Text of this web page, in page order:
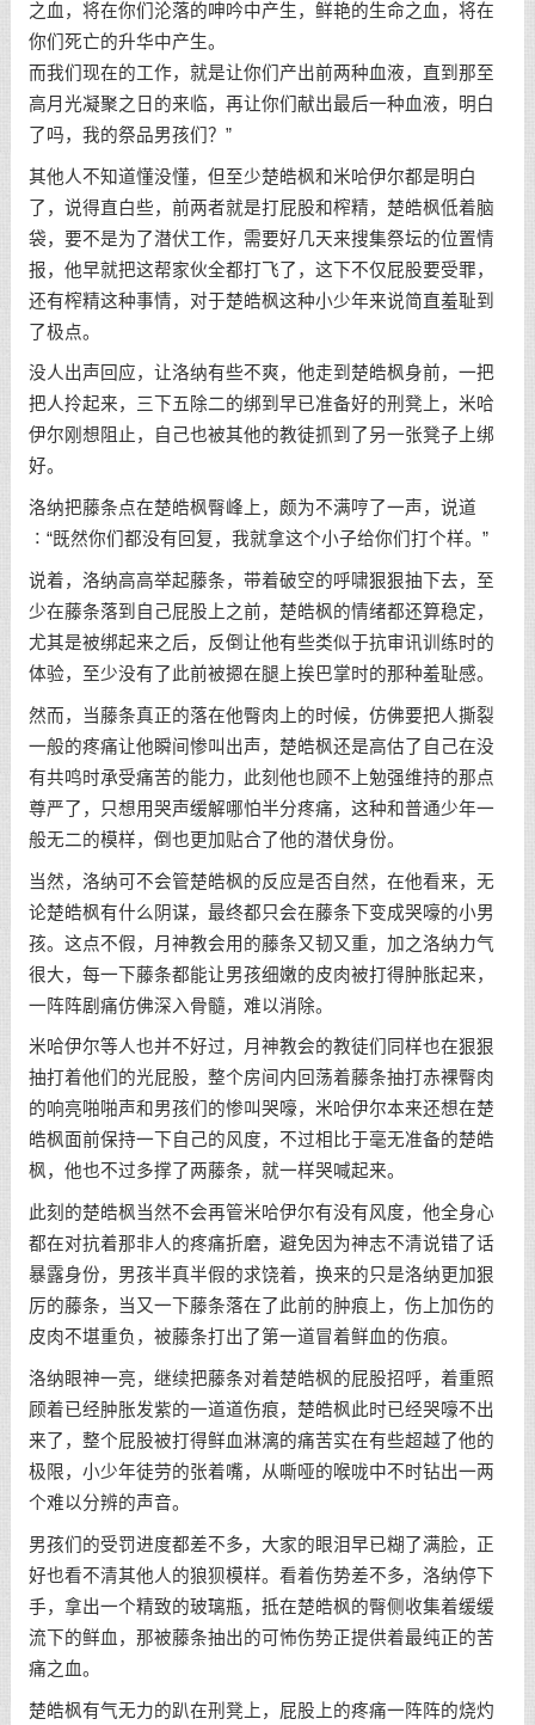
之血，将在你们沦落的呻吟中产生，鲜艳的生命之血，将在
你们死亡的升华中产生。
而我们现在的工作，就是让你们产出前两种血液，直到那至
高月光凝聚之日的来临，再让你们献出最后一种血液，明白
了吗，我的祭品男孩们？”
其他人不知道懂没懂，但至少楚皓枫和米哈伊尔都是明白
了，说得直白些，前两者就是打屁股和榨精，楚皓枫低着脑
袋，要不是为了潜伏工作，需要好几天来搜集祭坛的位置情
报，他早就把这帮家伙全都打飞了，这下不仅屁股要受罪，
还有榨精这种事情，对于楚皓枫这种小少年来说简直羞耻到
了极点。
没人出声回应，让洛纳有些不爽，他走到楚皓枫身前，一把
把人拎起来，三下五除二的绑到早已准备好的刑凳上，米哈
伊尔刚想阻止，自己也被其他的教徒抓到了另一张凳子上绑
好。
洛纳把藤条点在楚皓枫臀峰上，颇为不满哼了一声，说道
∶“既然你们都没有回复，我就拿这个小子给你们打个样。”
说着，洛纳高高举起藤条，带着破空的呼啸狠狠抽下去，至
少在藤条落到自己屁股上之前，楚皓枫的情绪都还算稳定，
尤其是被绑起来之后，反倒让他有些类似于抗审讯训练时的
体验，至少没有了此前被摁在腿上挨巴掌时的那种羞耻感。
然而，当藤条真正的落在他臀肉上的时候，仿佛要把人撕裂
一般的疼痛让他瞬间惨叫出声，楚皓枫还是高估了自己在没
有共鸣时承受痛苦的能力，此刻他也顾不上勉强维持的那点
尊严了，只想用哭声缓解哪怕半分疼痛，这种和普通少年一
般无二的模样，倒也更加贴合了他的潜伏身份。
当然，洛纳可不会管楚皓枫的反应是否自然，在他看来，无
论楚皓枫有什么阴谋，最终都只会在藤条下变成哭嚎的小男
孩。这点不假，月神教会用的藤条又韧又重，加之洛纳力气
很大，每一下藤条都能让男孩细嫩的皮肉被打得肿胀起来，
一阵阵剧痛仿佛深入骨髓，难以消除。
米哈伊尔等人也并不好过，月神教会的教徒们同样也在狠狠
抽打着他们的光屁股，整个房间内回荡着藤条抽打赤裸臀肉
的响亮啪啪声和男孩们的惨叫哭嚎，米哈伊尔本来还想在楚
皓枫面前保持一下自己的风度，不过相比于毫无准备的楚皓
枫，他也不过多撑了两藤条，就一样哭喊起来。
此刻的楚皓枫当然不会再管米哈伊尔有没有风度，他全身心
都在对抗着那非人的疼痛折磨，避免因为神志不清说错了话
暴露身份，男孩半真半假的求饶着，换来的只是洛纳更加狠
厉的藤条，当又一下藤条落在了此前的肿痕上，伤上加伤的
皮肉不堪重负，被藤条打出了第一道冒着鲜血的伤痕。
洛纳眼神一亮，继续把藤条对着楚皓枫的屁股招呼，着重照
顾着已经肿胀发紫的一道道伤痕，楚皓枫此时已经哭嚎不出
来了，整个屁股被打得鲜血淋漓的痛苦实在有些超越了他的
极限，小少年徒劳的张着嘴，从嘶哑的喉咙中不时钻出一两
个难以分辨的声音。
男孩们的受罚进度都差不多，大家的眼泪早已糊了满脸，正
好也看不清其他人的狼狈模样。看着伤势差不多，洛纳停下
手，拿出一个精致的玻璃瓶，抵在楚皓枫的臀侧收集着缓缓
流下的鲜血，那被藤条抽出的可怖伤势正提供着最纯正的苦
痛之血。
楚皓枫有气无力的趴在刑凳上，屁股上的疼痛一阵阵的烧灼